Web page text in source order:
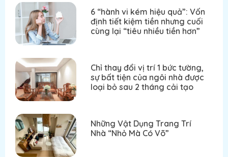
6 “hành vi kém hiệu quả”: Vốn
định tiết kiệm tiền nhưng cuối
cùng lại “tiêu nhiều tiền hơn”
Chỉ thay đổi vị trí 1 bức tường,
sự bất tiện của ngôi nhà được
loại bỏ sau 2 tháng cải tạo
Những Vật Dụng Trang Trí
Nhà “Nhỏ Mà Có Võ”